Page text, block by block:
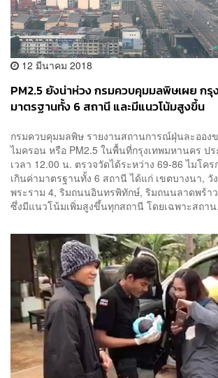
12 มีนาคม 2018
PM2.5 ยังน่าห่วง กรมควบคุมมลพิษเผย กรุ
มาตรฐานทั้ง 6 สถานี และมีแนวโน้มสูงขึ้น
กรมควบคุมมลพิษ รายงานสถานการณ์ฝุ่นละออง
ไมครอน หรือ PM2.5 ในพื้นที่กรุงเทพมหานคร ป
เวลา 12.00 น. ตรวจวัดได้ระหว่าง 69-86 ไมโค
เกินค่ามาตรฐานทั้ง 6 สถานี ได้แก่ เขตบางนา, วั
พระราม 4, ริมถนนอินทรพิทักษ์, ริมถนนลาดพร้
ซึ่งมีแนวโน้มเพิ่มสูงขึ้นทุกสถานี โดยเฉพาะสถาน